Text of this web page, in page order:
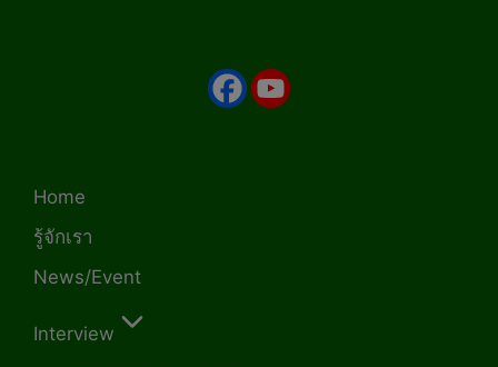
Home
รู้จักเรา
News/Event
Interview